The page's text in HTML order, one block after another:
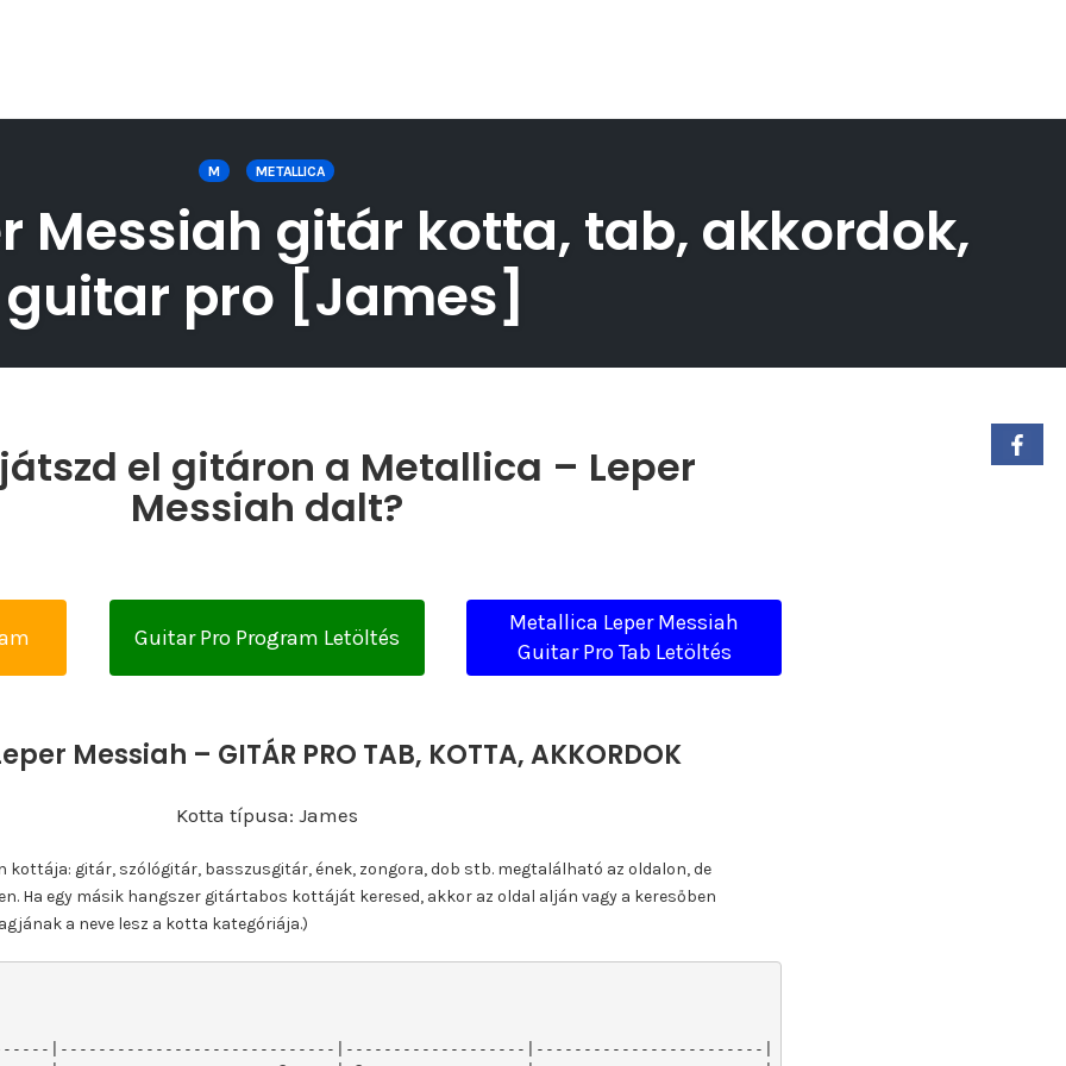
M METALLICA
Messiah gitár kotta, tab, akkordok,
guitar pro [James]
el gitáron a Metallica – Leper
Messiah dalt?
Guitar Pro Program Letöltés
Metallica Leper Messiah
Guitar Pro Tab Letöltés
Messiah – GITÁR PRO TAB, KOTTA, AKKORDOK
Kotta típusa: James
kottája: gitár, szólógitár, basszusgitár, ének, zongora, dob stb. megtalálható az oldalon, de
Ha egy másik hangszer gitártabos kottáját keresed, akkor az oldal alján vagy a keresőben
a neve lesz a kotta kategóriája.)